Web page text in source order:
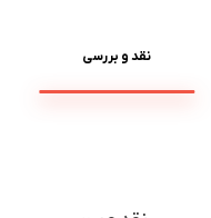
نقد و بررسی